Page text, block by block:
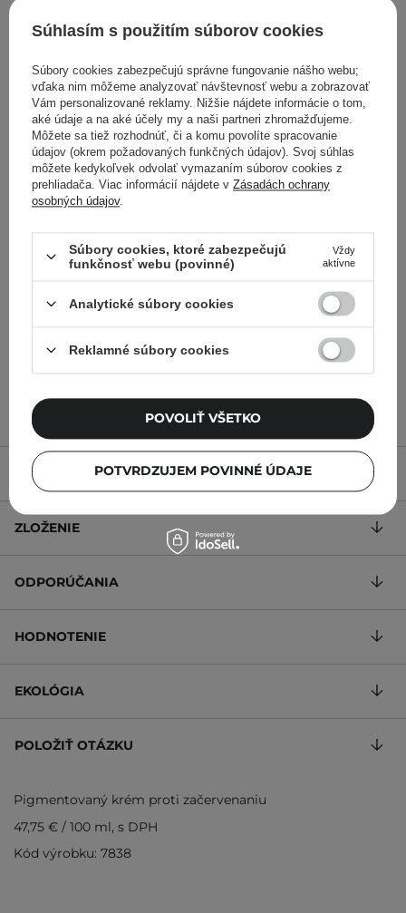
Organic Cold-Pressed
Rose Hip Seed Oil - 100%
lisovaný šípkový olej - 30
VÝBER KOZMETOLÓGA
Moisturizing Factors + HA
- Hydratačný krém s
30 ml
POPIS
ZLOŽENIE
ODPORÚČANIA
HODNOTENIE
EKOLÓGIA
POLOŽIŤ OTÁZKU
Pigmentovaný krém proti začervenaniu
47,75 € / 100 ml, s DPH
Kód výrobku: 7838
Súhlasím s použitím súborov cookies
Súbory cookies zabezpečujú správne fungovanie nášho webu;
vďaka nim môžeme analyzovať návštevnosť webu a zobrazovať
Vám personalizované reklamy. Nižšie nájdete informácie o tom,
aké údaje a na aké účely my a naši partneri zhromažďujeme.
Môžete sa tiež rozhodnúť, či a komu povolíte spracovanie
údajov (okrem požadovaných funkčných údajov). Svoj súhlas
môžete kedykoľvek odvolať vymazaním súborov cookies z
prehliadača. Viac informácií nájdete v Zásadách ochrany
osobných údajov.
Súbory cookies, ktoré zabezpečujú
funkčnosť webu (povinné)
Vždy
aktívne
Analytické súbory cookies
Reklamné súbory cookies
POTVRDZUJEM POVINNÉ ÚDAJE
POVOLIŤ VŠETKO